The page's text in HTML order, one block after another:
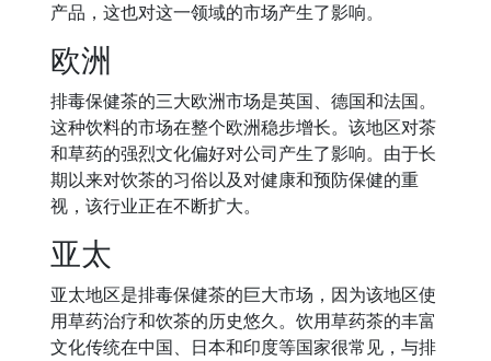
产品，这也对这一领域的市场产生了影响。
欧洲
排毒保健茶的三大欧洲市场是英国、德国和法国。
这种饮料的市场在整个欧洲稳步增长。该地区对茶
和草药的强烈文化偏好对公司产生了影响。由于长
期以来对饮茶的习俗以及对健康和预防保健的重
视，该行业正在不断扩大。
亚太
亚太地区是排毒保健茶的巨大市场，因为该地区使
用草药治疗和饮茶的历史悠久。饮用草药茶的丰富
文化传统在中国、日本和印度等国家很常见，与排